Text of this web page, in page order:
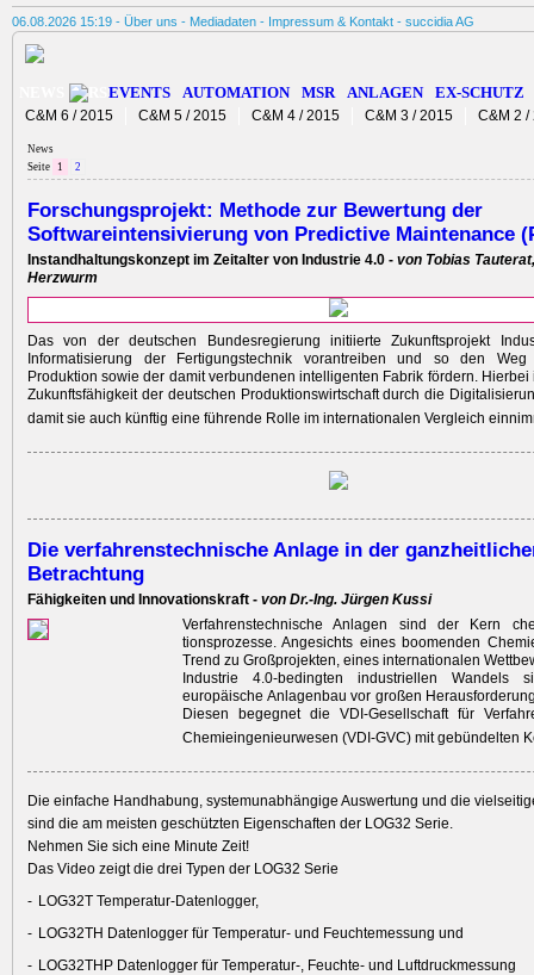
06.08.2026 15:19 - Über uns - Mediadaten - Impressum & Kontakt - succidia AG
EVENTS AUTOMATION MSR ANLAGEN EX-SCHUTZ
C&M 6 / 2015 C&M 5 / 2015 C&M 4 / 2015 C&M 3 / 2015 C&M 2 /
News
Seite
1 2
Forschungsprojekt: Methode zur Bewertung der
Softwareintensivierung von Predictive Maintenance
Instandhaltungs­konzept im Zeitalter von Industrie 4.0 - von Tobias
Herzwurm
Das von der deutschen Bundesregierung initiierte Zukunftsprojekt
Informatisierung der Fertigungstechnik vorantreiben und so den
Produktion sowie der damit verbundenen intelligenten Fabrik fördern. Hierbei
Zukunftsfähigkeit der deutschen Produktionswirtschaft durch die
damit sie auch künftig eine führende Rolle im internationalen Vergleich
Die verfahrenstechnische Anlage in der
Betrachtung
Fähigkeiten und Innovationskraft - von Dr.-Ing. Jürgen Kussi
Verfahrenstechnische Anlagen sind der Kern
tionsprozesse. Angesichts eines boomenden
Trend zu Großprojekten, eines internationalen
Industrie 4.0-bedingten industriellen
europäische Anlagenbau vor großen
Diesen begegnet die VDI-Gesellschaft für
Chemieingenieurwesen (VDI-GVC) mit gebündelten
Die einfache Handhabung, systemunabhängige Auswertung und die
sind die am meisten geschützten Eigenschaften der LOG32 Serie.
Nehmen Sie sich eine Minute Zeit!
Das Video zeigt die drei Typen der LOG32 Serie
LOG32T Temperatur-Datenlogger,
LOG32TH Datenlogger für Temperatur- und Feuchtemessung und
LOG32THP Datenlogger für Temperatur-, Feuchte- und Luftdruckmessung